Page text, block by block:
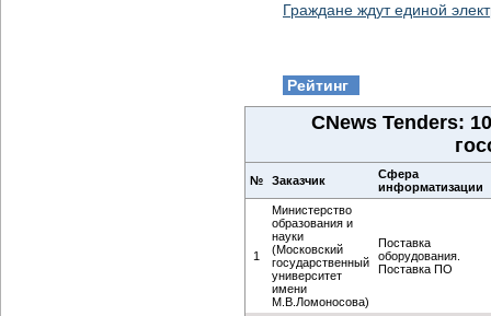
Граждане ждут единой
Рейтинг
CNews Tenders:
№ Заказчик
Сфера
информатизации
1
Министерство
образования и
науки
(Московский
государственный
университет
имени
М.В.Ломоносова)
Поставка
оборудования.
Поставка ПО